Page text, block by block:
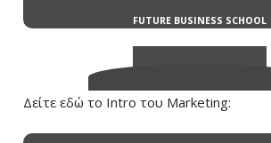
Δείτε εδώ το Intro του Marketing: